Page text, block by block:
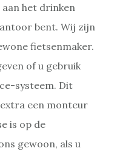
het drinken
bent. Wij zijn
fietsenmaker.
of u gebruik
systeem. Dit
een monteur
is op de
gewoon, als u